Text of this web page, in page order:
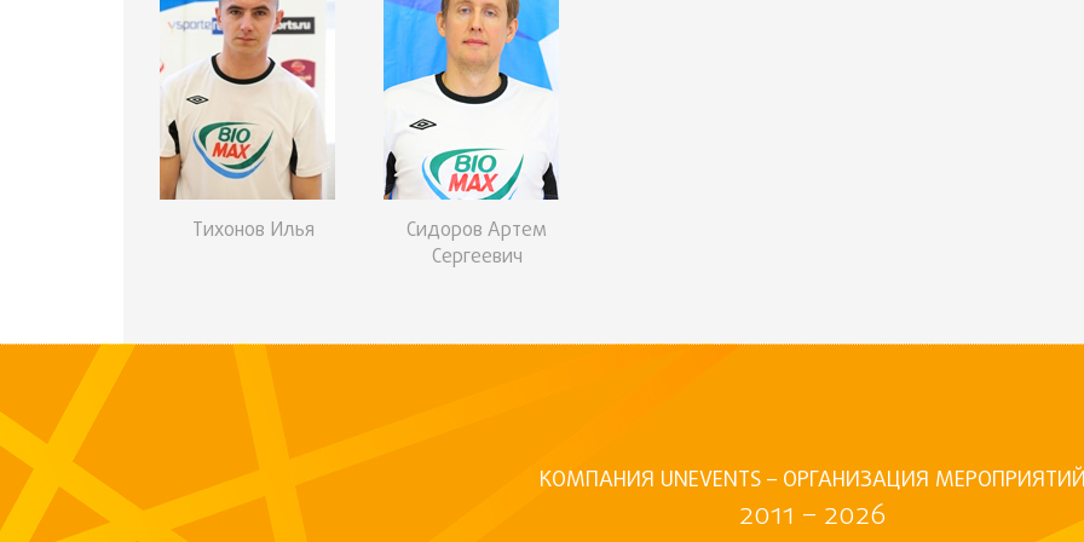
Тихонов Илья
Сидоров Артем
Сергеевич
КОМПАНИЯ UNEVENTS – ОРГАНИЗАЦИЯ
2011 – 2026